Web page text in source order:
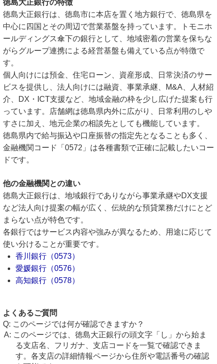
徳島大正銀行の特徴
徳島大正銀行は、徳島市に本店を置く地方銀行で、徳島県を
中心に四国とその周辺で営業基盤を持っています。トモニホ
ールディングス傘下の銀行として、地域密着の営業を保ちな
がらグループ連携による経営基盤も備えている点が特徴で
す。
個人向けには預金、住宅ローン、資産形成、日常決済のサー
ビスを提供し、法人向けには融資、事業承継、M&A、人材紹
介、DX・ICT支援など、地域金融の枠を少し広げた提案も行
っています。店舗網は徳島県内外に広がり、日常利用のしや
すさに加え、地元企業の相談先としても機能しています。
徳島県内で給与振込や口座振替の指定先となることも多く、
金融機関コード「0572」は各種書類で正確に記載したいコー
ドです。
他の金融機関との違い
徳島大正銀行は、地域銀行でありながら事業承継やDX支援
など法人向け提案の幅が広く、伝統的な預貸業務だけにとど
まらない点が特色です。
各銀行ではサービス内容や強みが異なるため、用途に応じて
使い分けることが重要です。
香川銀行（0573）
愛媛銀行（0576）
高知銀行（0578）
よくあるご質問
このページでは何が確認できますか？
このページでは、徳島大正銀行の頭文字「し」から始ま
る支店名、フリガナ、支店コードを一覧で確認できま
す。各支店の詳細情報ページから住所や電話番号の確認